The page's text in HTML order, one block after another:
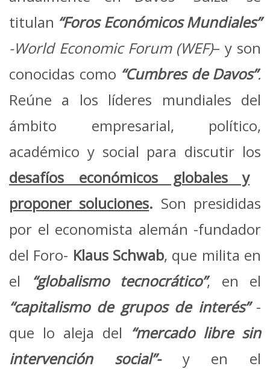
titulan “Foros Económicos Mundiales”
-World Economic Forum (WEF)– y son
conocidas como “Cumbres de Davos”.
Reúne a los líderes mundiales del
ámbito empresarial, político,
académico y social para discutir los
desafíos económicos globales y
proponer soluciones. Son presididas
por el economista alemán -fundador
del Foro- Klaus Schwab, que milita en
el
“globalismo tecnocrático”, en el
“capitalismo de grupos de interés”-
que lo aleja del “mercado libre sin
intervención social”-
y en el